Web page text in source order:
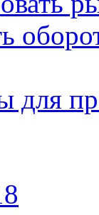
для